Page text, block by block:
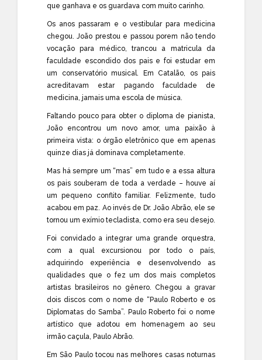
que ganhava e os guardava com muito carinho.
Os anos passaram e o vestibular para medicina
chegou. João prestou e passou porem não tendo
vocação para médico, trancou a matricula da
faculdade escondido dos pais e foi estudar em
um conservatório musical. Em Catalão, os pais
acreditavam estar pagando faculdade de
medicina, jamais uma escola de música.
Faltando pouco para obter o diploma de pianista,
João encontrou um novo amor, uma paixão à
primeira vista: o órgão eletrônico que em apenas
quinze dias já dominava completamente.
Mas há sempre um “mas” em tudo e a essa altura
os pais souberam de toda a verdade – houve aí
um pequeno conflito familiar. Felizmente, tudo
acabou em paz. Ao invés de Dr. João Abrão, ele se
tornou um exímio tecladista, como era seu desejo.
Foi convidado a integrar uma grande orquestra,
com a qual excursionou por todo o país,
adquirindo experiência e desenvolvendo as
qualidades que o fez um dos mais completos
artistas brasileiros no gênero. Chegou a gravar
dois discos com o nome de “Paulo Roberto e os
Diplomatas do Samba”. Paulo Roberto foi o nome
artístico que adotou em homenagem ao seu
irmão caçula, Paulo Abrão.
Em São Paulo tocou nas melhores casas noturnas